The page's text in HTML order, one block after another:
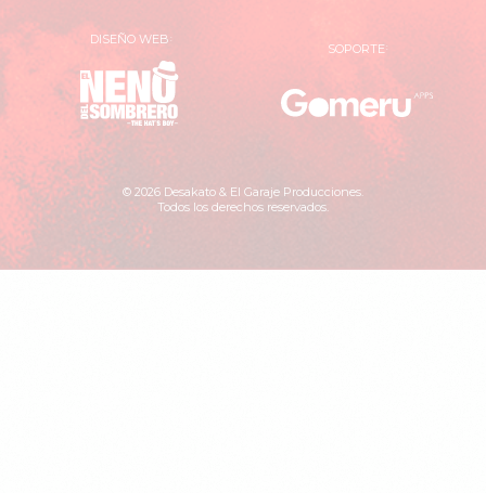
DISEÑO WEB
Neno
del
Sombrero
SOPORTE
Apps
© 2026 Desakato & El Garaje Producciones.
Todos los derechos reservados.